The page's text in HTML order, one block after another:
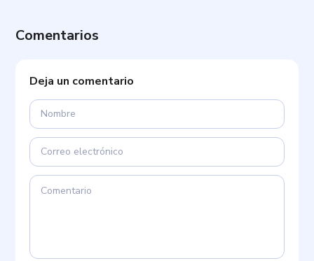
Comentarios
Deja un comentario